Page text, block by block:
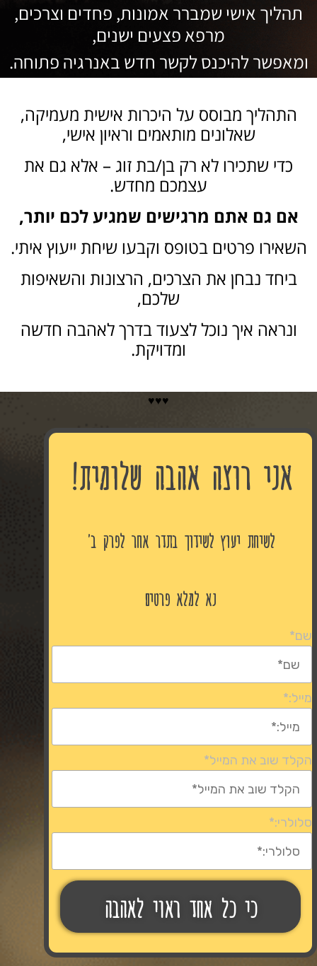
תהליך אישי שמברר אמונות, פחדים וצרכים,
מרפא פצעים ישנים,
ומאפשר להיכנס לקשר חדש באנרגיה פתוחה.
התהליך מבוסס על היכרות אישית מעמיקה,
שאלונים מותאמים וראיון אישי,
כדי שתכירו לא רק בן/בת זוג – אלא גם את
עצמכם מחדש.
אם גם אתם מרגישים שמגיע לכם יותר,
השאירו פרטים בטופס וקבעו שיחת ייעוץ איתי.
ביחד נבחן את הצרכים, הרצונות והשאיפות
שלכם,
ונראה איך נוכל לצעוד בדרך לאהבה חדשה
ומדויקת.
♥️♥️♥️
אני רוצה אהבה שלומית!
לשיחת יעוץ לשידוך בתדר אחר לפרק ב'
נא למלא פרטים
שם*
מייל:*
הקלד שוב את המייל*
סלולרי:*